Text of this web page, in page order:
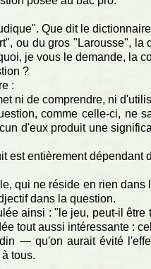
Que dit le
ou du gros "Larousse",
je vous le demande, la
?
:
ni de comprendre, ni
comme celle-ci, ne
d'eux produit une
est entièrement
qui ne réside en rien
dans la question.
ainsi : "le jeu, peut-il
tout aussi intéressante :
— qu'on aurait évité
tous.